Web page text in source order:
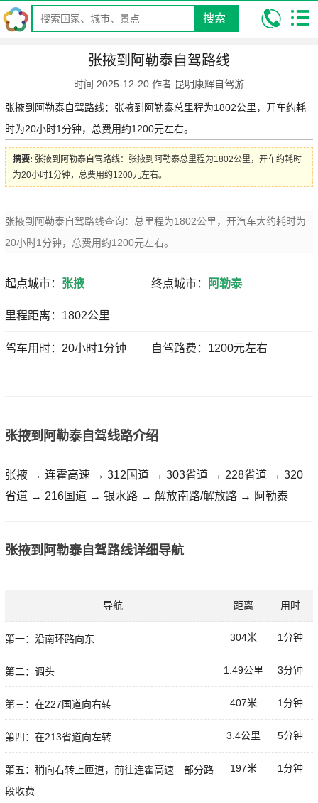
搜索
掖到阿勒泰自驾路线张掖到阿勒泰自驾路线
时间:2025-12-20 作者:昆明康辉自驾游
张掖到阿勒泰自驾路线：张掖到阿勒泰总里程为1802公里，开车约耗
时为20小时1分钟，总费用约1200元左右。
摘要: 张掖到阿勒泰自驾路线：张掖到阿勒泰总里程为1802公里，开车约耗时
为20小时1分钟，总费用约1200元左右。
张掖到阿勒泰自驾路线查询：总里程为1802公里，开汽车大约耗时为
20小时1分钟，总费用约1200元左右。
起点城市： 张掖 终点城市： 阿勒泰
里程距离：1802公里
驾车用时：20小时1分钟 自驾路费：1200元左右
张掖到阿勒泰自驾线路介绍
张掖 → 连霍高速 → 312国道 → 303省道 → 228省道 → 320
省道 → 216国道 → 银水路 → 解放南路/解放路 → 阿勒泰
张掖到阿勒泰自驾路线详细导航
导航 距离 用时
第一：沿南环路向东 304米 1分钟
第二：调头 1.49公里 3分钟
第三：在227国道向右转 407米 1分钟
第四：在213省道向左转 3.4公里 5分钟
第五：稍向右转上匝道，前往连霍高速 部分路
段收费
197米 1分钟